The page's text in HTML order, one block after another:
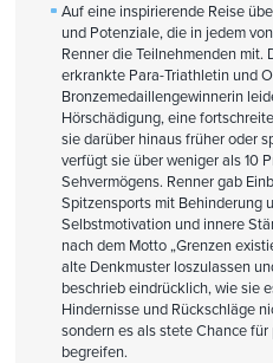
Auf eine inspirierende Reise
und Potenziale, die in jedem
Renner die Teilnehmenden mit.
erkrankte Para-Triathletin und
Bronzemedaillengewinnerin
Hörschädigung, eine
sie darüber hinaus früher oder
verfügt sie über weniger als 10
Sehvermögens. Renner gab
Spitzensports mit Behinderung
Selbstmotivation und innere
nach dem Motto „Grenzen
alte Denkmuster loszulassen
beschrieb eindrücklich, wie sie
Hindernisse und Rückschläge
sondern es als stete Chance
begreifen.